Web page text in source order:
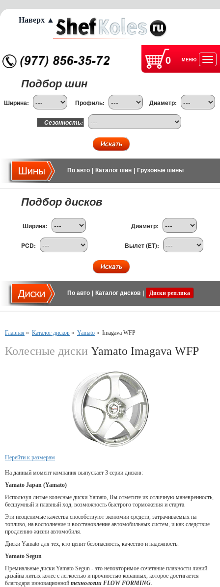
0 МЕНЮ
Подбор шин
Ширина: Профиль: Диаметр:
Сезонность:
По авто Каталог шин Грузовые шины
Подбор дисков
Ширина: Диаметр:
PCD: Вылет (ET):
По авто Каталог дисков Диски реплика
Главная » Каталог дисков » Yamato » Imagava WFP
Колесные диски Yamato Imagava WFP
Перейти к размерам
На данный момент компания выпускает 3 серии дисков:
Yamato Japan (Yamato)
Используя литые колесные диски Yamato, Вы отметите их отличную маневренность,
бесшумный и плавный ход, возможность быстрого торможения и старта.
Эти неоценимые качества способствуют экономии средств, затрачиваемых на
топливо, на восполнение и восстановление автомобильных систем, и как следствие
продлению жизни автомобиля.
Диски Yamato для тех, кто ценит безопасность, качество и надежность.
Yamato Segun
Премиальные диски Yamato Segun - это неповторимое сочетание плавности линий
дизайна литых колес с легкостью и прочностью кованных, которое достигается
благодаря инновационной технологии FLOW FORMING.
Наверх ▲